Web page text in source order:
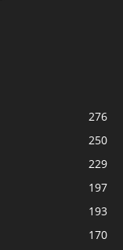
276
250
229
197
193
170